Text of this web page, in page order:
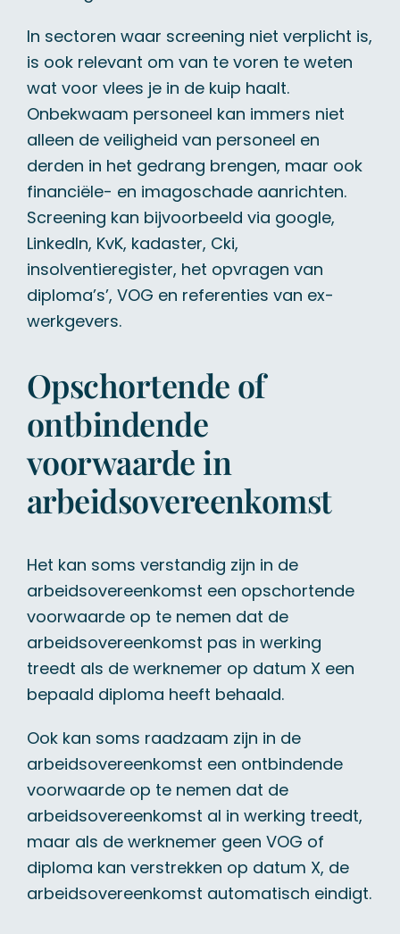
In sectoren waar screening niet verplicht is,
is ook relevant om van te voren te weten
wat voor vlees je in de kuip haalt.
Onbekwaam personeel kan immers niet
alleen de veiligheid van personeel en
derden in het gedrang brengen, maar ook
financiële- en imagoschade aanrichten.
Screening kan bijvoorbeeld via google,
LinkedIn, KvK, kadaster, Cki,
insolventieregister, het opvragen van
diploma’s’, VOG en referenties van ex-
werkgevers.
Opschortende of
ontbindende
voorwaarde in
arbeidsovereenkomst
Het kan soms verstandig zijn in de
arbeidsovereenkomst een opschortende
voorwaarde op te nemen dat de
arbeidsovereenkomst pas in werking
treedt als de werknemer op datum X een
bepaald diploma heeft behaald.
Ook kan soms raadzaam zijn in de
arbeidsovereenkomst een ontbindende
voorwaarde op te nemen dat de
arbeidsovereenkomst al in werking treedt,
maar als de werknemer geen VOG of
diploma kan verstrekken op datum X, de
arbeidsovereenkomst automatisch eindigt.